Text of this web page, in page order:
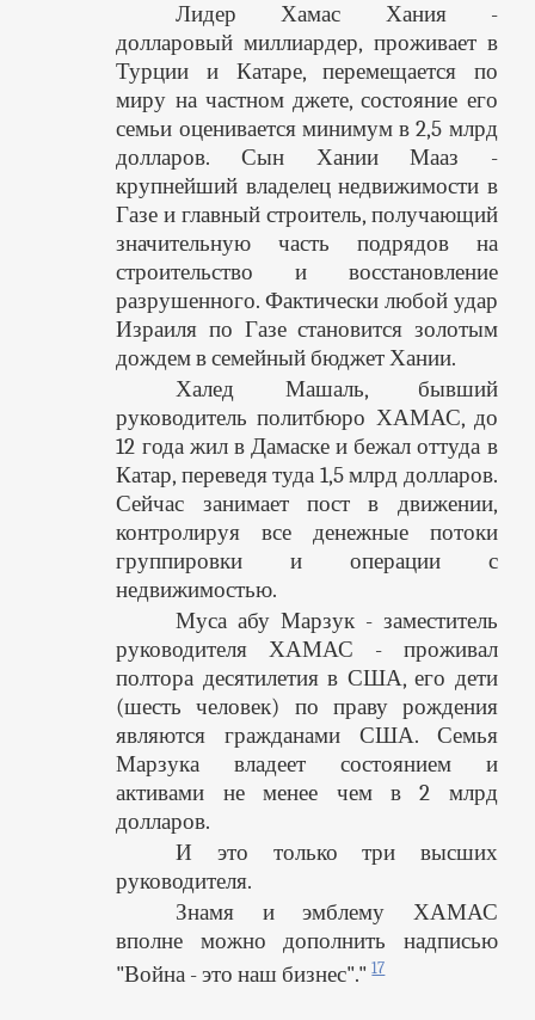
Лидер Хамас Хания -
долларовый миллиардер, проживает в
Турции и Катаре, перемещается по
миру на частном джете, состояние его
семьи оценивается минимум в 2,5 млрд
долларов. Сын Хании Мааз -
крупнейший владелец недвижимости в
Газе и главный строитель, получающий
значительную часть подрядов на
строительство и восстановление
разрушенного. Фактически любой удар
Израиля по Газе становится золотым
дождем в семейный бюджет Хании.
Халед Машаль, бывший
руководитель политбюро ХАМАС, до
12 года жил в Дамаске и бежал оттуда в
Катар, переведя туда 1,5 млрд долларов.
Сейчас занимает пост в движении,
контролируя все денежные потоки
группировки и операции с
недвижимостью.
Муса абу Марзук - заместитель
руководителя ХАМАС - проживал
полтора десятилетия в США, его дети
(шесть человек) по праву рождения
являются гражданами США. Семья
Марзука владеет состоянием и
активами не менее чем в 2 млрд
долларов.
И это только три высших
руководителя.
Знамя и эмблему ХАМАС
вполне можно дополнить надписью
"Война - это наш бизнес"."17